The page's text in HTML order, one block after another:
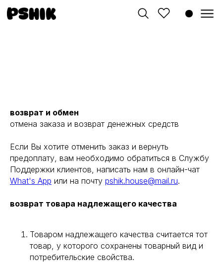
возврат и обмен
отмена заказа и возврат денежных средств
Если Вы хотите отменить заказ и вернуть
предоплату, вам необходимо обратиться в Службу
Поддержки клиентов, написать нам в онлайн-чат
What's App или на почту pshik.house@mail.ru.
возврат товара надлежащего качества
Товаром надлежащего качества считается тот
товар, у которого сохранены товарный вид и
потребительские свойства.